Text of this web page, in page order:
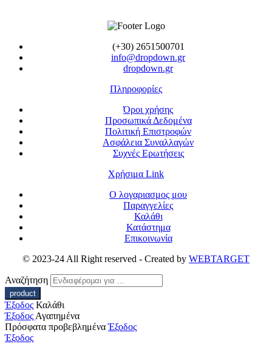
(+30) 2651500701
info@dropdown.gr
dropdown.gr
Πληροφορίες
Όροι χρήσης
Προσωπικά Δεδομένα
Πολιτική Επιστροφών
Ασφάλεια Συναλλαγών
Συχνές Ερωτήσεις
Χρήσιμα Link
Ο λογαριασμος μου
Παραγγελίες
Καλάθι
Κατάστημα
Επικοινωνία
© 2023-24 All Right reserved - Created by WEBTARGET
Αναζήτηση
Έξοδος Καλάθι
Έξοδος Αγαπημένα
Πρόσφατα προβεβλημέναΈξοδος
Έξοδος